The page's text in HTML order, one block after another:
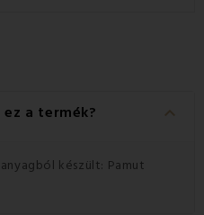
a termék? keyboard_arrow_down
készült: Pamut